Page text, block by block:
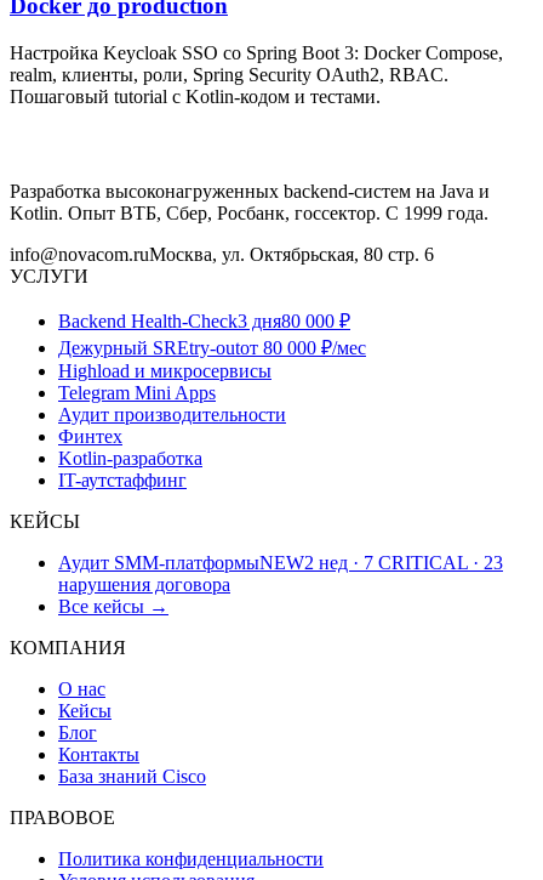
Docker до production
Настройка Keycloak SSO со Spring Boot 3: Docker Compose,
realm, клиенты, роли, Spring Security OAuth2, RBAC.
Пошаговый tutorial с Kotlin-кодом и тестами.
Разработка высоконагруженных backend-систем на Java и
Kotlin. Опыт ВТБ, Сбер, Росбанк, госсектор. С 1999 года.
info@novacom.ruМосква, ул. Октябрьская, 80 стр. 6
УСЛУГИ
Backend Health-Check3 дня80 000 ₽
Дежурный SREtry-outот 80 000 ₽/мес
Highload и микросервисы
Telegram Mini Apps
Аудит производительности
Финтех
Kotlin-разработка
IT-аутстаффинг
КЕЙСЫ
Аудит SMM-платформыNEW2 нед · 7 CRITICAL · 23
нарушения договора
Все кейсы →
КОМПАНИЯ
О нас
Кейсы
Блог
Контакты
База знаний Cisco
ПРАВОВОЕ
Политика конфиденциальности